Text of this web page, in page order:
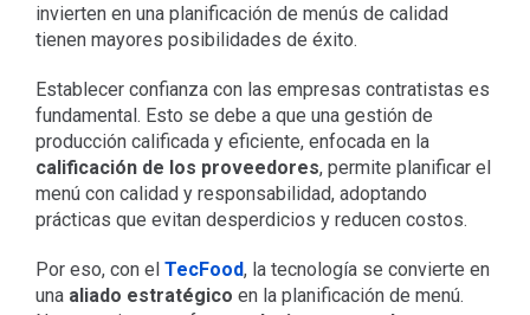
invierten en una planificación de menús de calidad
tienen mayores posibilidades de éxito.
Establecer confianza con las empresas contratistas es
fundamental. Esto se debe a que una gestión de
producción calificada y eficiente, enfocada en la
calificación de los proveedores, permite planificar el
menú con calidad y responsabilidad, adoptando
prácticas que evitan desperdicios y reducen costos.
Por eso, con el TecFood, la tecnología se convierte en
una aliado estratégico en la planificación de menú.